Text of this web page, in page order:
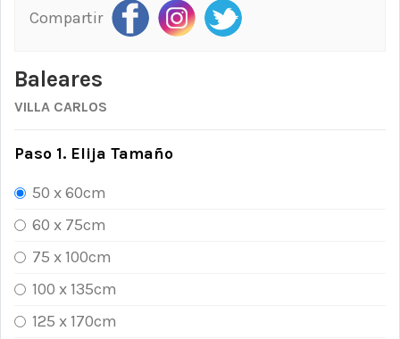
Compartir
Baleares
VILLA CARLOS
Paso 1. Elija Tamaño
50 x 60cm
60 x 75cm
75 x 100cm
100 x 135cm
125 x 170cm